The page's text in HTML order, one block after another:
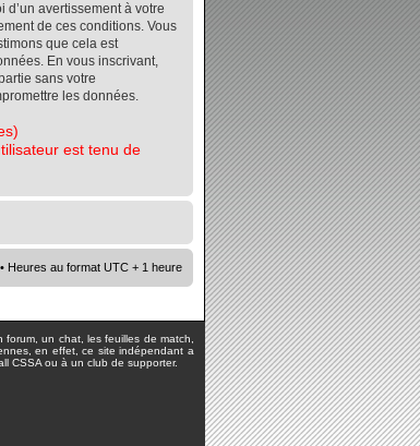
avertissement à votre
de ces conditions. Vous
que cela est
En vous inscrivant,
sans votre
les données.
est tenu de
• Heures au format UTC + 1 heure
un chat, les feuilles de match,
en effet, ce site indépendant a
CSSA ou à un club de supporter.